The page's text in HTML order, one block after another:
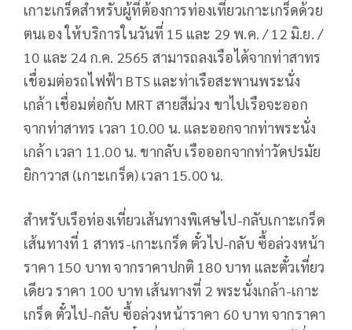
เกาะเกร็ดสำหรับผู้ที่ต้องการท่องเที่ยวเกาะเกร็ดด้วย
ตนเอง ให้บริการในวันที่ 15 และ 29 พ.ค. / 12 มิ.ย. /
10 และ 24 ก.ค. 2565 สามารถลงเรือได้จากท่าสาทร
เชื่อมต่อรถไฟฟ้า BTS และท่าเรือสะพานพระนั่ง
เกล้า เชื่อมต่อกับ MRT สายสีม่วง ขาไปเรือจะออก
จากท่าสาทร เวลา 10.00 น. และออกจากท่าพระนั่ง
เกล้า เวลา 11.00 น. ขากลับ เรือออกจากท่าวัดปรมัย
ยิกาวาส (เกาะเกร็ด) เวลา 15.00 น.
สำหรับเรือท่องเที่ยวเส้นทางพิเศษไป-กลับเกาะเกร็ด
เส้นทางที่ 1 สาทร-เกาะเกร็ด ตั๋วไป-กลับ ซื้อล่วงหน้า
ราคา 150 บาท จากราคาปกติ 180 บาท และตั๋วเที่ยว
เดียว ราคา 100 บาท เส้นทางที่ 2 พระนั่งเกล้า-เกาะ
เกร็ด ตั๋วไป-กลับ ซื้อล่วงหน้าราคา 60 บาท จากราคา